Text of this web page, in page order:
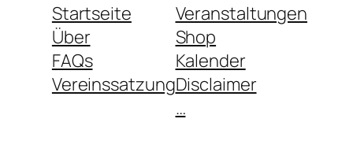
Startseite
Über
FAQs
Vereinssatzung
Veranstaltungen
Shop
Kalender
Disclaimer
…